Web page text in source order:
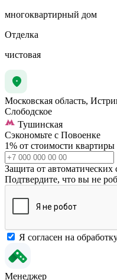
многоквартирный дом
Отделка
чистовая
Московская область,
Слободское
Тушинская
Сэкономьте с Повоенке
1% от стоимости квартиры
Защита от
Подтвердите, что вы не
Я согласен на
Менеджер